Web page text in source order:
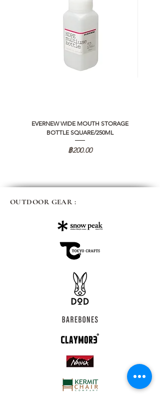
EVERNEW WIDE MOUTH STORAGE
BOTTLE SQUARE/250ML
ราคา
฿200.00
OUTDOOR GEAR :